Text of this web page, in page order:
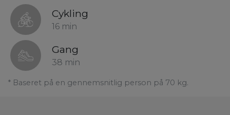
Cykling
16 min
Gang
38 min
* Baseret på en gennemsnitlig person på 70 kg.